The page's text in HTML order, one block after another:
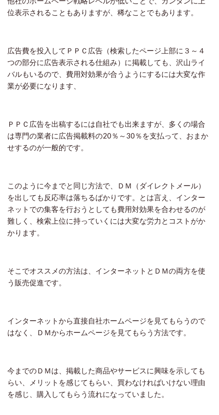
位表示されることもありますが、稀なことでもあります。
広告費を投入してＰＰＣ広告（検索したページ上部に３～４
つの部分に広告表示される仕組み）に掲載しても、沢山ライ
バルもいるので、費用対効果が合うようにするには大変な作
業が必要になります、
ＰＰＣ広告を出稿するには自社でも出来ますが、多くの場合
は専門の業者に広告掲載料の20 ％～ 30 ％を支払って、おまか
せするのが一般的です。
このように今までと同じ方法で、ＤＭ（ダイレクトメール）
を出しても反応率は落ちるばかりです。とは言え、インター
ネットでの集客を行おうとしても費用対効果を合わせるのが
難しく、検索上位に持っていくには大変な労力とコストがか
かります。
そこでオススメの方法は、インターネットとＤＭの両方を使
う販売促進です。
インターネットから直接自社ホームページを見てもらうので
はなく、ＤＭからホームページを見てもらう方法です。
今までのＤＭは、掲載した商品やサービスに興味を示しても
らい、メリットを感じてもらい、買わなければいけない理由
を感じ、購入してもらう流れになっていました。